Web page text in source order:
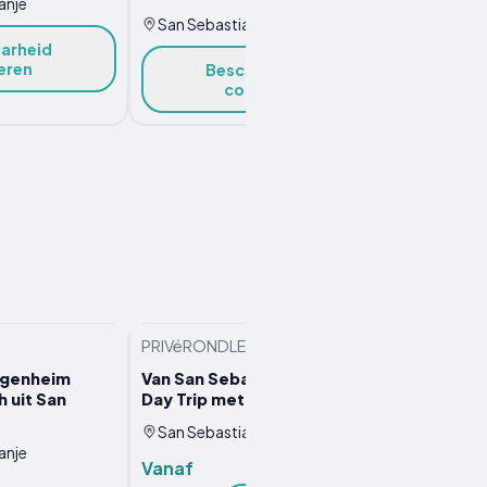
San Sebastián, Spanje
Beschikbaarheid
controleren
uit San
PRIVéRONDLEIDING
Van San Sebastian, Rioja Private
Day Trip met wijnproeverij
San Sebastian, Spanje
Vanaf